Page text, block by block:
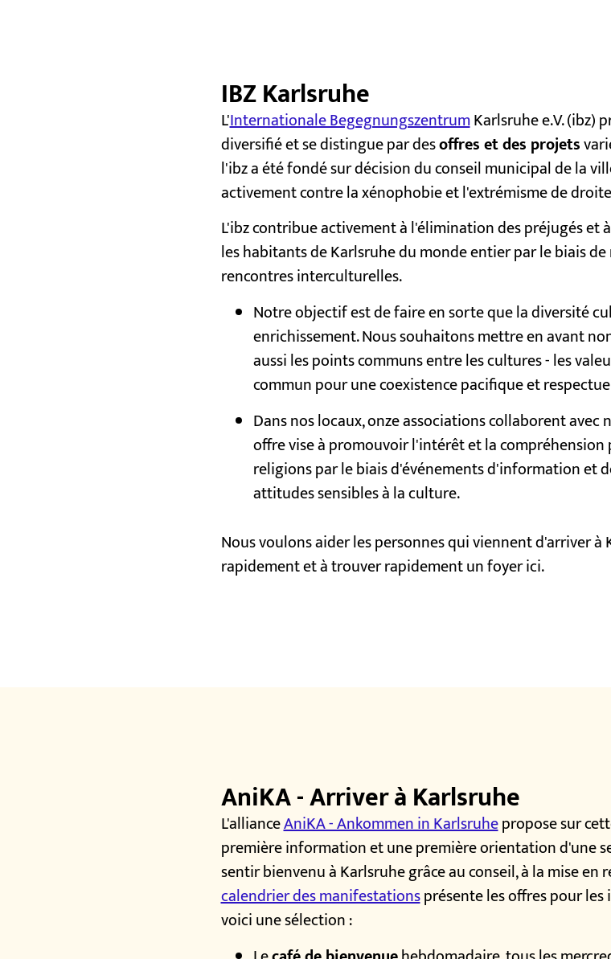
IBZ Karlsruhe
L'Internationale BegegnungszentrumKarlsruhe e.V. (ibz)
diversifié et se distingue par desoffres et des projets
l'ibz a été fondé sur décision du conseil municipal de la
activement contre la xénophobie et l'extrémisme de
L'ibz contribue activement à l'élimination des préjugés et
les habitants de Karlsruhe du monde entier par le biais
rencontres interculturelles.
Notre objectif est de faire en sorte que la diversité
enrichissement. Nous souhaitons mettre en avant
aussi les points communs entre les cultures - les
commun pour une coexistence pacifique et
Dans nos locaux, onze associations collaborent
offre vise à promouvoir l'intérêt et la
religions par le biais d'événements d'information et
attitudes sensibles à la culture.
Nous voulons aider les personnes qui viennent d'arriver
rapidement et à trouver rapidement un foyer ici.
AniKA - Arriver à Karlsruhe
L'allianceAniKA - Ankommen in Karlsruhepropose sur
première information et une première orientation d'une
sentir bienvenu à Karlsruhe grâce au conseil, à la mise en
calendrier des manifestationsprésente les offres pour
voici une sélection :